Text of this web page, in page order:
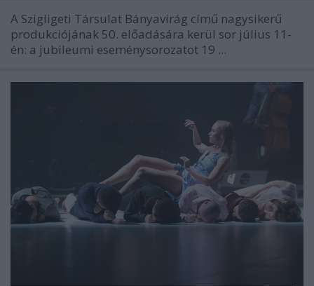
A Szigligeti Társulat Bányavirág című nagysikerű
produkciójának 50. előadására kerül sor július 11-
én: a jubileumi eseménysorozatot 19 ...